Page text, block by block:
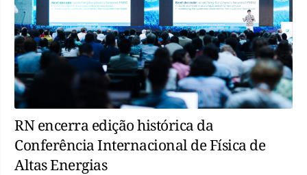
RN encerra edição histórica da
Conferência Internacional de Física de
Altas Energias